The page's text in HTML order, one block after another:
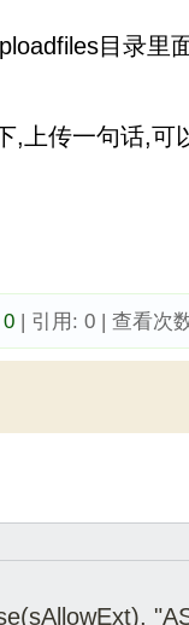
目录里
,上传一句话,可
| 引用: 0 | 查看次